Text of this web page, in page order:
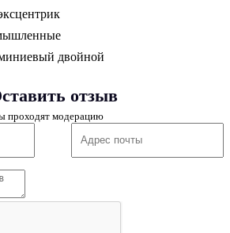
двойной
отзыв
проходят модерацию